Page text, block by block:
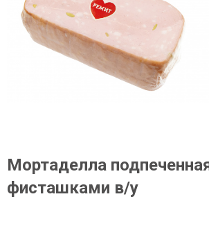
Мортаделла
фисташками в/у